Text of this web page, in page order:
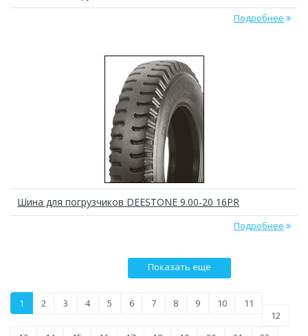
Подробнее
Шина для погрузчиков DEESTONE 9.00-20 16PR
Подробнее
Показать еще
1 2 3 4 5 6 7 8 9 10
11
12